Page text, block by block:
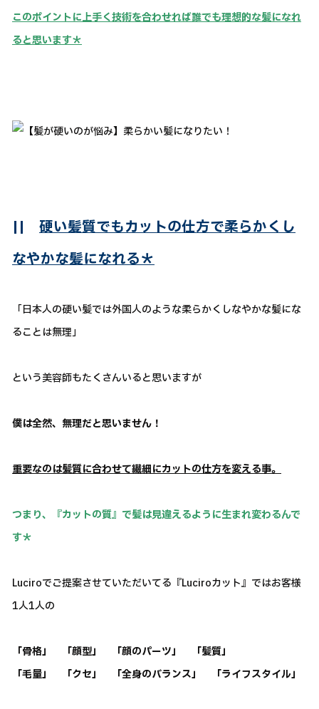
このポイントに上手く技術を合わせれば誰でも理想的な髪になれ
ると思います＊
|| 硬い髪質でもカットの仕方で柔らかくし
なやかな髪になれる＊
「日本人の硬い髪では外国人のような柔らかくしなやかな髪にな
ることは無理」
という美容師もたくさんいると思いますが
僕は全然、無理だと思いません！
重要なのは髪質に合わせて繊細にカットの仕方を変える事。
つまり、『カットの質』で髪は見違えるように生まれ変わるんで
す＊
Luciroでご提案させていただいてる『Luciroカット』ではお客様
1人1人の
「骨格」 「顔型」 「顔のパーツ」 「髪質」
「毛量」 「クセ」 「全身のバランス」 「ライフスタイル」